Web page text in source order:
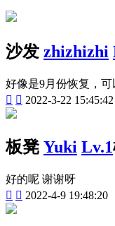
沙发 zhizhizhi
好像是9月份恢复，
  2022-3-22 15:45:42
板凳 Yuki Lv.1
好的呢 谢谢呀
  2022-4-9 19:48:20